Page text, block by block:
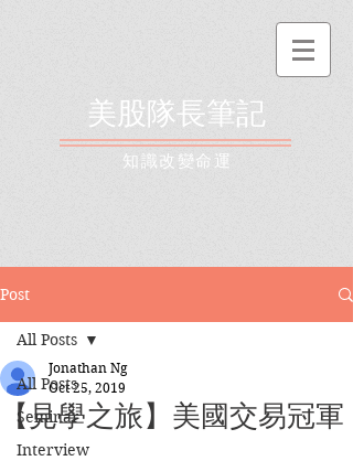
美股隊長筆記
​知識改變命運
Post
All Posts
Seminar
Interview
All Posts
【見學之旅】美國交易冠軍
Jonathan Ng
Oct 25, 2019